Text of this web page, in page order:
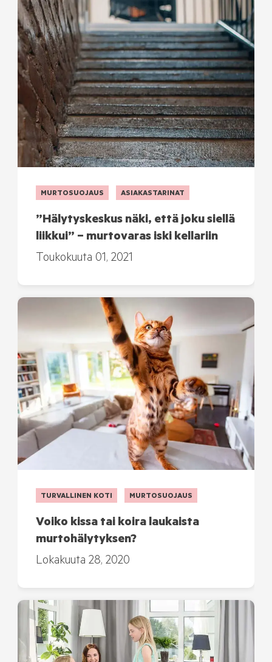
MURTOSUOJAUS ASIAKASTARINAT
”Hälytyskeskus näki, että joku siellä
liikkui” – murtovaras iski kellariin
Toukokuuta 01, 2021
TURVALLINEN KOTI MURTOSUOJAUS
Voiko kissa tai koira laukaista
murtohälytyksen?
Lokakuuta 28, 2020